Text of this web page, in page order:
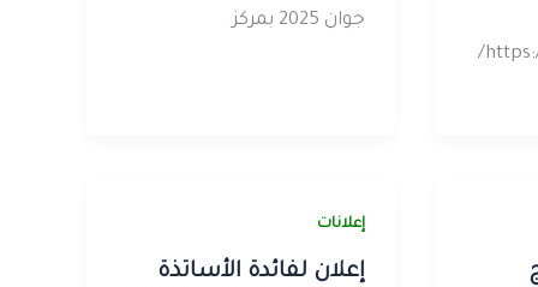
https://stage.univ-chlef.dz/
جوان 2025 بمركز
إعلانات
إعلان لفائدة الأساتذة